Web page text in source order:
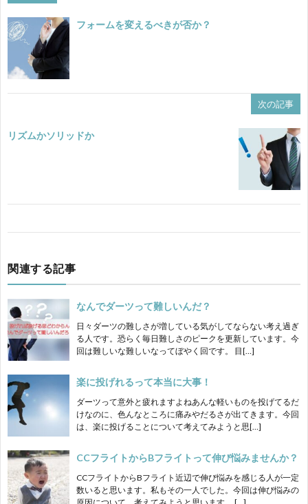
フォームを変えるべきが否か？
次の記事
リズムかソリッドか
関連する記事
なんでダーツって難しいんだ？
日々ダーツの難しさが増している気がしてならない考え過ぎ
る人です。恐らく毎日難しさのピークを更新しています。今
回は難しいな難しいなってぼやく回です。 目[…]
楽に投げれるって本当に大事！
ダーツって意外と疲れますよねあんな軽いものを投げてるだ
けなのに、色んなところに痛みやだるさが出てきます。今回
は、楽に投げることについて考えてみようと思[…]
CCフライトからBフライトって伸び悩みませんか？
CCフライトからBフライト近辺で伸び悩みを感じる人が一定
数いると思います。私もその一人でした。今回は伸び悩みの